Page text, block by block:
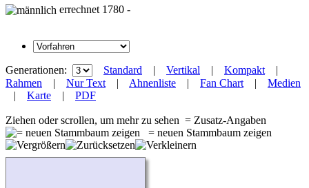
errechnet 1780 -
Generationen: Standard | Vertikal | Kompakt |
Rahmen | Nur Text | Ahnenliste | Fan Chart | Medien
| Karte | PDF
Ziehen oder scrollen, um mehr zu sehen = Zusatz-Angaben
= neuen Stammbaum zeigen